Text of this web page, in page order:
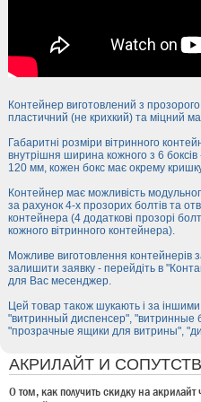
АКРИЛАЙТ И
О том, как получить скидку на
Контейнер виготовлений з
пластичний (не крихкий) та міцний
Габаритні розміри вітринного
внутрішня ширина кожного з 6
120 мм, кожен бокс має окрему
Контейнер має можливість
за рахунок 4-х прозорих болтів та
контейнера (4 додаткові прозорі
кожного вітринного контейнера).
Можливе виготовлення контейнерів
залишити заявку - перейдіть в
для Вас месенджер.
Цей товар також шукають і за
"витринный диспенсер", "витринные
"прозрачные ящики для витрины",